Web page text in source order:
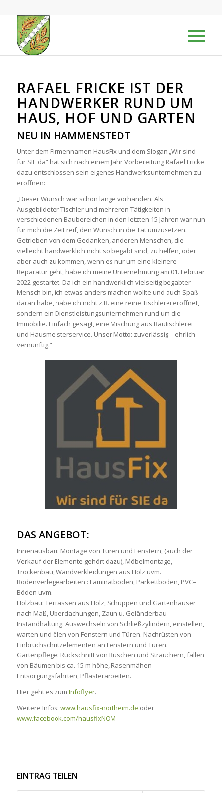
RAFAEL FRICKE IST DER
HANDWERKER RUND UM
HAUS, HOF UND GARTEN
NEU IN HAMMENSTEDT
Unter dem Firmennamen HausFix und dem Slogan „Wir sind
für SIE da“ hat sich nach einem Jahr Vorbereitung Rafael Fricke
dazu entschlossen sein eigenes Handwerksunternehmen zu
eröffnen:
„Dieser Wunsch war schon lange vorhanden. Als
Ausgebildeter Tischler und mehreren Tätigkeiten in
verschiedenen Baubereichen in den letzten 15 Jahren war nun
für mich die Zeit reif, den Wunsch in die Tat umzusetzen.
Getrieben von dem Gedanken, anderen Menschen, die
vielleicht handwerklich nicht so begabt sind, zu helfen, oder
aber auch zu kommen, wenn es nur um eine kleinere
Reparatur geht, habe ich meine Unternehmung am 01. Februar
2022 gestartet. Da ich ein handwerklich vielseitig begabter
Mensch bin, ich etwas anders machen wollte und auch Spaß
daran habe, habe ich nicht z.B. eine reine Tischlerei eröffnet,
sondern ein Dienstleistungsunternehmen rund um die
Immobilie. Einfach gesagt, eine Mischung aus Bautischlerei
und Hausmeisterservice. Unser Motto: zuverlässig – ehrlich –
vernünftig.“
DAS ANGEBOT:
Innenausbau: Montage von Türen und Fenstern, (auch der
Verkauf der Elemente gehört dazu), Möbelmontage,
Trockenbau, Wandverkleidungen aus Holz uvm.
Bodenverlegearbeiten : Laminatboden, Parkettboden, PVC–
Böden uvm.
Holzbau: Terrassen aus Holz, Schuppen und Gartenhäuser
nach Maß, Überdachungen, Zaun u. Geländerbau.
Instandhaltung: Auswechseln von Schließzylindern, einstellen,
warten und ölen von Fenstern und Türen. Nachrüsten von
Einbruchschutzelementen an Fenstern und Türen.
Gartenpflege: Rückschnitt von Büschen und Sträuchern, fällen
von Bäumen bis ca. 15 m höhe, Rasenmähen
Entsorgungsfahrten, Pflasterarbeiten.
Hier geht es zum Infoflyer.
Weitere Infos: www.hausfix-northeim.de oder
www.facebook.com/hausfixNOM
EINTRAG TEILEN